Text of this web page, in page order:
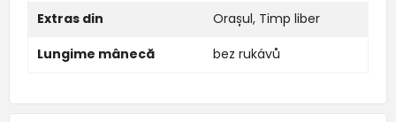
Extras din Orașul, Timp liber
Lungime mânecă
bez rukávů